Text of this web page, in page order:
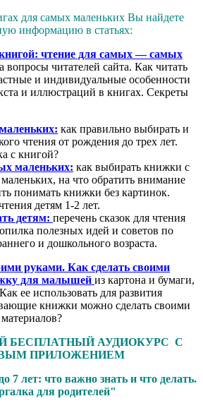
для самых маленьких Вы найдете
информацию в статьях:
чтение для самых — самых
вопросы читателей сайта. Как читать
и индивидуальные особенности
и иллюстраций в книгах. Секреты
как правильно выбирать и
чтения от рождения до трех лет.
с книгой?
маленьких: как выбирать книжки с
на что обратить внимание
понимать книжки без картинок.
детям 1-2 лет.
детям: перечень сказок для чтения
полезных идей и советов по
и дошкольного возраста.
руками. Как сделать своими
для малышей из картона и бумаги,
ее использовать для развития
книжки можно сделать своими
БЕСПЛАТНЫЙ АУДИОКУРС С
ПРИЛОЖЕНИЕМ
7 лет: что важно знать и что делать.
для родителей"